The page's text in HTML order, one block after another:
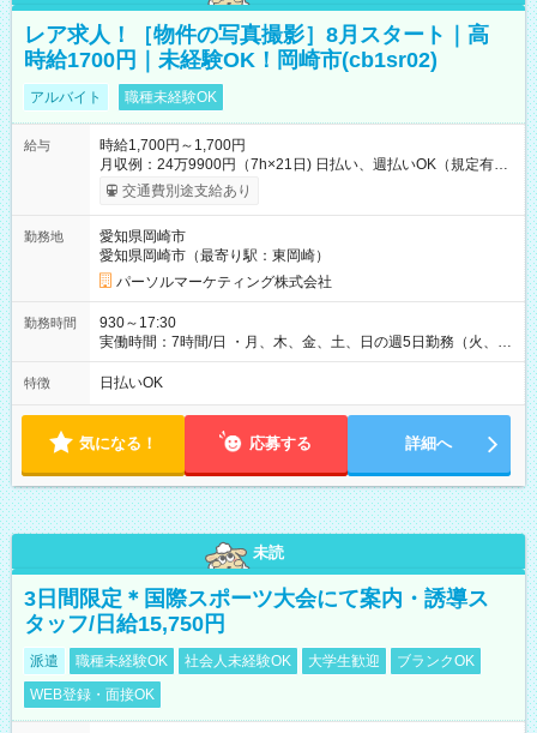
レア求人！［物件の写真撮影］8月スタート｜高
時給1700円｜未経験OK！岡崎市(cb1sr02)
アルバイト 職種未経験OK
給与
時給1,700円～1,700円
月収例：24万9900円（7h×21日) 日払い、週払いOK（規定有
り） 【試用期間】試用期間なし
交通費別途支給あり
勤務地
愛知県岡崎市
愛知県岡崎市（最寄り駅：東岡崎）
パーソルマーケティング株式会社
勤務時間
930～17:30
実働時間：7時間/日 ・月、木、金、土、日の週5日勤務（火、水
は固定休です／夏季、年末年始等、長期休暇有り！） ・ワンシ
フト！ 残業ほぼナシ（0～5h/月）
特徴 日払いOK
気になる！ 応募する 詳細へ
未読
3日間限定＊国際スポーツ大会にて案内・誘導ス
タッフ/日給15,750円
派遣 職種未経験OK 社会人未経験OK 大学生歓迎
ブランクOK
WEB登録・面接OK